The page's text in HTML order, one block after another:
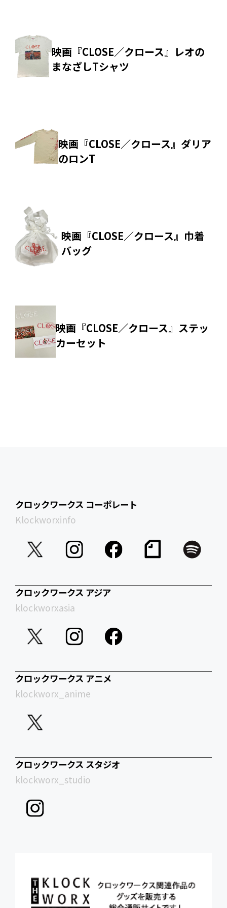
映画『CLOSE／クロース』レオの
まなざしTシャツ
映画『CLOSE／クロース』ダリア
のロンT
映画『CLOSE／クロース』巾着
バッグ
映画『CLOSE／クロース』ステッ
カーセット
クロックワークス コーポレート
Klockworxinfo
クロックワークス アジア
klockworxasia
クロックワークス アニメ
klockworx_anime
クロックワークス スタジオ
klockworx_studio